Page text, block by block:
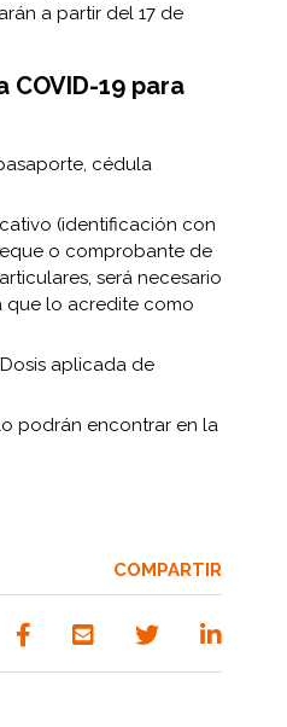
a partir del 17 de
19 para
cédula
(identificación con
o comprobante de
será necesario
que lo acredite como
aplicada de
podrán encontrar en la
COMPARTIR